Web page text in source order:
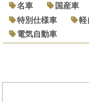
名車
国産車
特別仕様車
軽
電気自動車